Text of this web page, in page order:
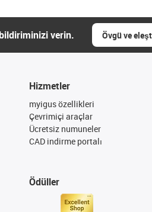
verin. Övgü ve
Hizmetler
myigus özellikleri
Çevrimiçi araçlar
Ücretsiz numuneler
CAD indirme portalı
Ödüller